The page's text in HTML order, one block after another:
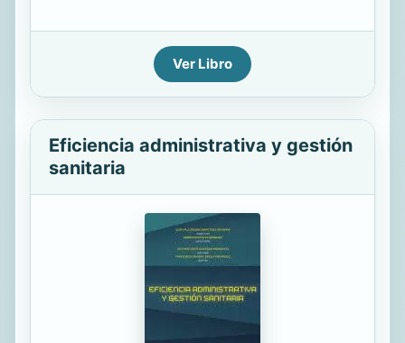
Ver Libro
Eficiencia administrativa y gestión
sanitaria